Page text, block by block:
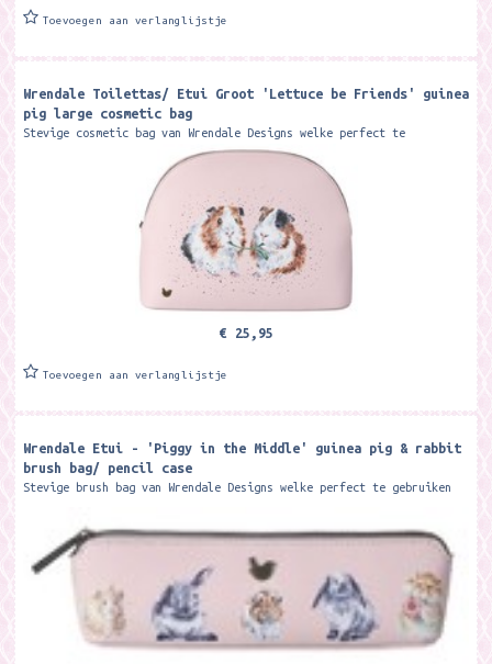
Toevoegen aan verlanglijstje
Wrendale Toilettas/ Etui Groot 'Lettuce be Friends' guinea
pig large cosmetic bag
Stevige cosmetic bag van Wrendale Designs welke perfect te
gebruiken is als toilettas, make-up etui of gewoon etui. Met aan de
binnenkant een vakje...
€ 25,95
Toevoegen aan verlanglijstje
Wrendale Etui - 'Piggy in the Middle' guinea pig & rabbit
brush bag/ pencil case
Stevige brush bag van Wrendale Designs welke perfect te gebruiken
7 x 5 cm...